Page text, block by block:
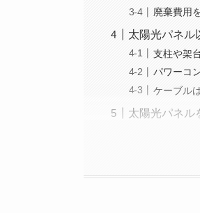
廃棄費用
太陽光パネル
支柱や架
パワーコ
ケーブル
太陽光パネル